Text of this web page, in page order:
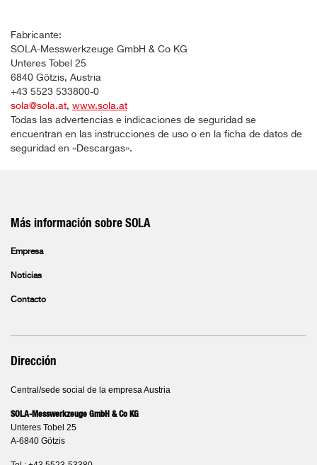
Fabricante:
SOLA-Messwerkzeuge GmbH & Co KG
Unteres Tobel 25
6840 Götzis, Austria
+43 5523 533800-0
sola@sola.at, www.sola.at
Todas las advertencias e indicaciones de seguridad se
encuentran en las instrucciones de uso o en la ficha de datos de
seguridad en «Descargas».
Más información sobre SOLA
Empresa
Noticias
Contacto
Dirección
Central/sede social de la empresa Austria
SOLA-Messwerkzeuge GmbH & Co KG
Unteres Tobel 25
A-6840 Götzis